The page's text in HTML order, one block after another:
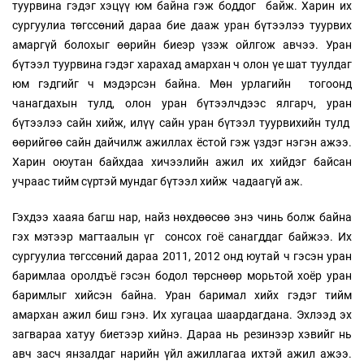
туурвина гэдэг хэцүү юм байна гэж боддог байж. Харин их
сургуулиа төгссөний дараа бие дааж уран бүтээлээ туурвих
амаргүй болохыг өөрийн биеэр үзэж ойлгож авчээ. Уран
бүтээл туурвина гэдэг харахад амархан ч олон үе шат туулдаг
юм гэдгийг ч мэдэрсэн байна. Мөн урлагийн тогоонд
чанагдахын тулд, олон уран бүтээлчдээс ялгарч, уран
бүтээлээ сайн хийж, илүү сайн уран бүтээл туурвихийн тулд
өөрийгөө сайн дайчилж ажиллах ёстой гэж үздэг нэгэн ажээ.
Харин оюутан байхдаа хичээлийн ажил их хийдэг байсан
учраас тийм сүртэй мундаг бүтээл хийж чадаагүй аж.
Гэхдээ хааяа багш нар, найз нөхдөөсөө энэ чинь болж байна
гэх мэтээр магтаалын үг сонсох гоё санагддаг байжээ. Их
сургуулиа төгссөний дараа 2011, 2012 онд юутай ч гэсэн уран
баримлаа оролдъё гэсэн бодол төрснөөр морьтой хоёр уран
баримлыг хийсэн байна. Уран баримал хийх гэдэг тийм
амархан ажил биш гэнэ. Их хугацаа шаардагдана. Эхлээд эх
загвараа хатуу биетээр хийнэ. Дараа нь резинээр хэвийг нь
авч засч янзалдаг нарийн үйл ажиллагаа ихтэй ажил ажээ.